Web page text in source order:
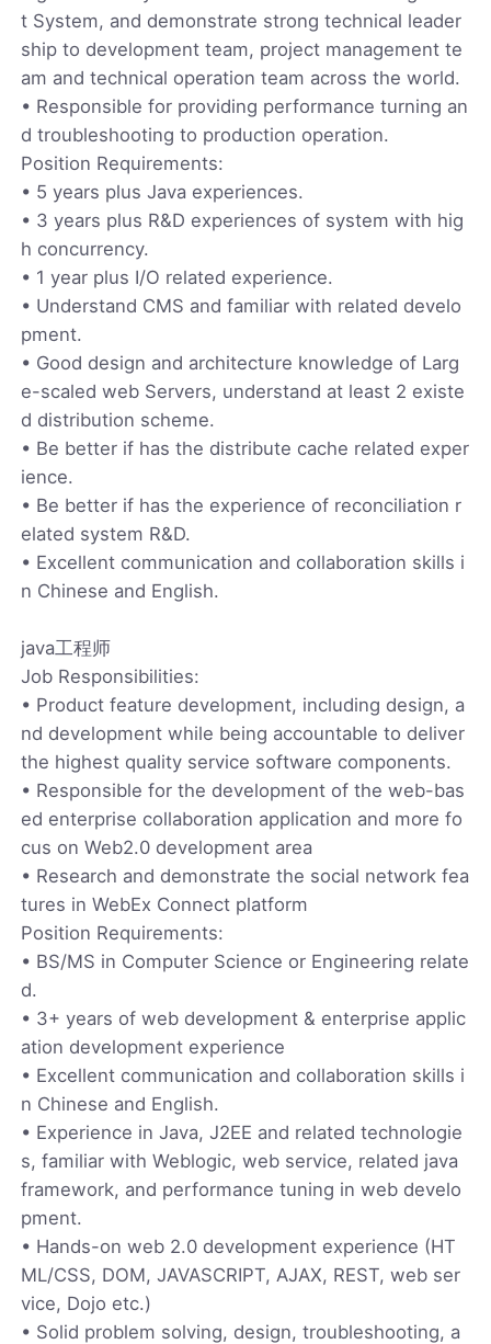
t System, and demonstrate strong technical leader
ship to development team, project management te
am and technical operation team across the world.
• Responsible for providing performance turning an
d troubleshooting to production operation.
Position Requirements:
• 5 years plus Java experiences.
• 3 years plus R&D experiences of system with hig
h concurrency.
• 1 year plus I/O related experience.
• Understand CMS and familiar with related develo
pment.
• Good design and architecture knowledge of Larg
e-scaled web Servers, understand at least 2 existe
d distribution scheme.
• Be better if has the distribute cache related exper
ience.
• Be better if has the experience of reconciliation r
elated system R&D.
• Excellent communication and collaboration skills i
n Chinese and English.
java工程师
Job Responsibilities:
• Product feature development, including design, a
nd development while being accountable to deliver
the highest quality service software components.
• Responsible for the development of the web-bas
ed enterprise collaboration application and more fo
cus on Web2.0 development area
• Research and demonstrate the social network fea
tures in WebEx Connect platform
Position Requirements:
• BS/MS in Computer Science or Engineering relate
d.
• 3+ years of web development & enterprise applic
ation development experience
• Excellent communication and collaboration skills i
n Chinese and English.
• Experience in Java, J2EE and related technologie
s, familiar with Weblogic, web service, related java
framework, and performance tuning in web develo
pment.
• Hands-on web 2.0 development experience (HT
ML/CSS, DOM, JAVASCRIPT, AJAX, REST, web ser
vice, Dojo etc.)
• Solid problem solving, design, troubleshooting, a